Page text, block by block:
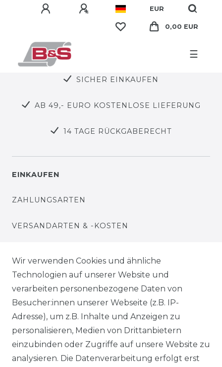
EUR
0,00 EUR
☰
SICHER EINKAUFEN
AB 49,- EURO KOSTENLOSE LIEFERUNG
14 TAGE RÜCKGABERECHT
EINKAUFEN
ZAHLUNGSARTEN
VERSANDARTEN & -KOSTEN
WARENKORB
ZUR KASSE
HILFE
INFORMATIONEN
Wir verwenden Cookies und ähnliche
Technologien auf unserer Website und
verarbeiten personenbezogene Daten von
Besucher:innen unserer Webseite (z.B. IP-
Adresse), um z.B. Inhalte und Anzeigen zu
personalisieren, Medien von Drittanbietern
einzubinden oder Zugriffe auf unsere Website zu
analysieren. Die Datenverarbeitung erfolgt erst